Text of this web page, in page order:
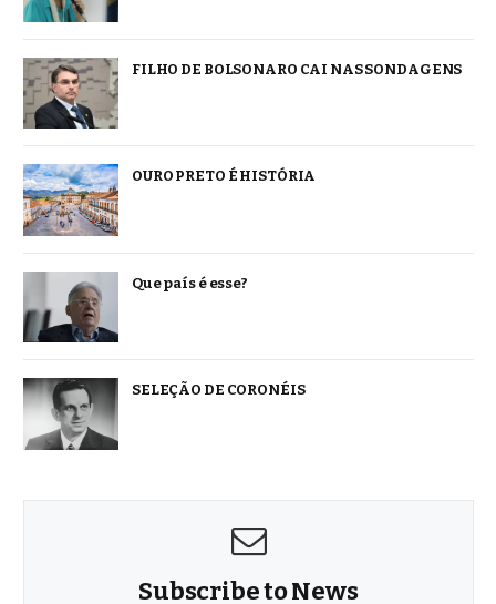
FILHO DE BOLSONARO CAI NAS SONDAGENS
OURO PRETO É HISTÓRIA
Que país é esse?
SELEÇÃO DE CORONÉIS
Subscribe to News